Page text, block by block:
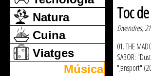
Natura
Cuina
Viatges
Música
Toc
Divendres,
01. THE
SABOR:
"Jansport"